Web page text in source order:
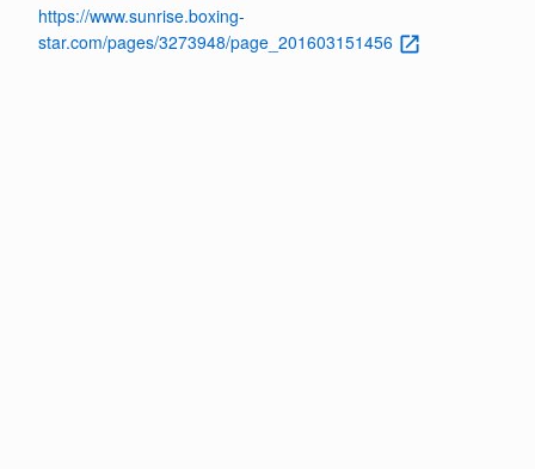
https://www.sunrise.boxing-
star.com/pages/3273948/page_201603151456